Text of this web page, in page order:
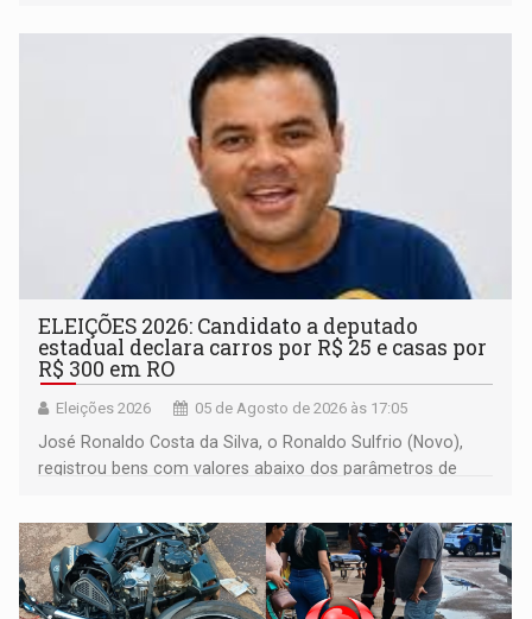
ELEIÇÕES 2026: Candidato a deputado
estadual declara carros por R$ 25 e casas por
R$ 300 em RO
Eleições 2026 05 de Agosto de 2026 às 17:05
José Ronaldo Costa da Silva, o Ronaldo Sulfrio (Novo),
registrou bens com valores abaixo dos parâmetros de
milhões